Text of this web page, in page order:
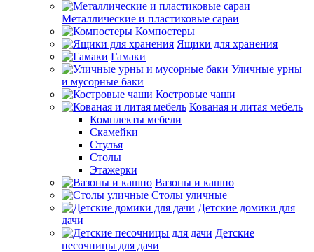
Металлические и пластиковые сараи
Компостеры
Ящики для хранения
Гамаки
Уличные урны
и мусорные баки
Костровые чаши
Кованая и литая мебель
Комплекты мебели
Скамейки
Стулья
Столы
Этажерки
Вазоны и кашпо
Столы уличные
Детские домики для
дачи
Детские
песочницы для дачи